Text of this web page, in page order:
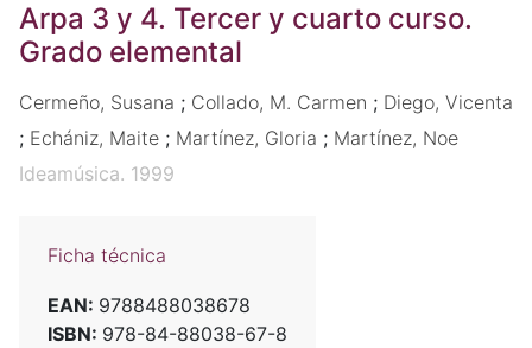
Arpa 3 y 4. Tercer y cuarto curso.
Grado elemental
Cermeño, Susana ; Collado, M. Carmen ; Diego, Vicenta
; Echániz, Maite ; Martínez, Gloria ; Martínez, Noe
Ideamúsica. 1999
Ficha técnica
EAN: 9788488038678
ISBN: 978-84-88038-67-8